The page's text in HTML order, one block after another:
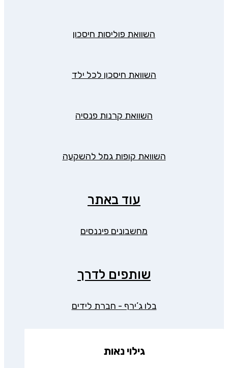
השוואת פוליסות חיסכון
השוואת חיסכון לכל ילד
השוואת קרנות פנסיה
השוואת קופות גמל להשקעה
עוד באתר
מחשבונים פיננסים
שותפים לדרך
בלו ג’ירף - חברת לידים
גילוי נאות